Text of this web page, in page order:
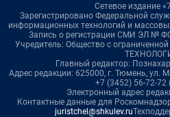
Сетевое издание
Зарегистрировано Федеральной
информационных технологий и
Запись о регистрации СМИ ЭЛ №
Учредитель: Общество с
Главный редактор:
Адрес редакции: 625000, г. Тюмень, ул.
+7 (3452) 56-72-72
Электронный адрес
Контактные данные для
juristchel@shkulev.ru